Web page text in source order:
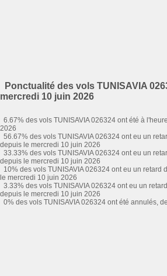
Ponctualité des vols TUNISAVIA
mercredi 10 juin 2026
6.67% des vols TUNISAVIA 026324 ont été à
2026
56.67% des vols TUNISAVIA 026324 ont eu un
depuis le mercredi 10 juin 2026
33.33% des vols TUNISAVIA 026324 ont eu un
depuis le mercredi 10 juin 2026
10% des vols TUNISAVIA 026324 ont eu un retard
le mercredi 10 juin 2026
3.33% des vols TUNISAVIA 026324 ont eu un
depuis le mercredi 10 juin 2026
0% des vols TUNISAVIA 026324 ont été annulés,